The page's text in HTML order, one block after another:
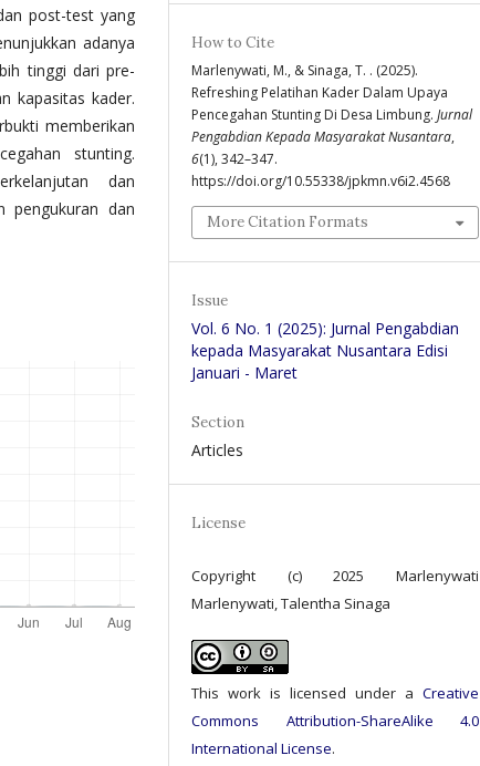
post-test yang
adanya
tinggi dari pre-
kapasitas kader.
memberikan
stunting.
dan
pengukuran dan
How to Cite
Marlenywati, M., & Sinaga, T. . (2025).
Refreshing Pelatihan Kader Dalam Upaya
Pencegahan Stunting Di Desa Limbung. Jurnal
Pengabdian Kepada Masyarakat Nusantara,
6(1), 342–347.
https://doi.org/10.55338/jpkmn.v6i2.4568
More Citation Formats
Issue
Vol. 6 No. 1 (2025): Jurnal Pengabdian
kepada Masyarakat Nusantara Edisi
Januari - Maret
Section
Articles
License
Copyright (c) 2025 Marlenywati
Marlenywati, Talentha Sinaga
This work is licensed under a Creative
Commons Attribution-ShareAlike 4.0
International License.